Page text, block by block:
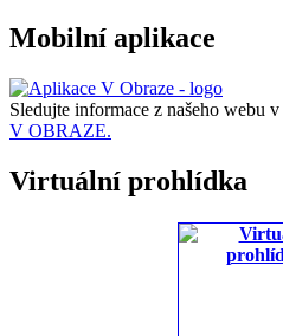
Mobilní aplikace
Sledujte informace z našeho webu v
V OBRAZE.
Virtuální prohlídka